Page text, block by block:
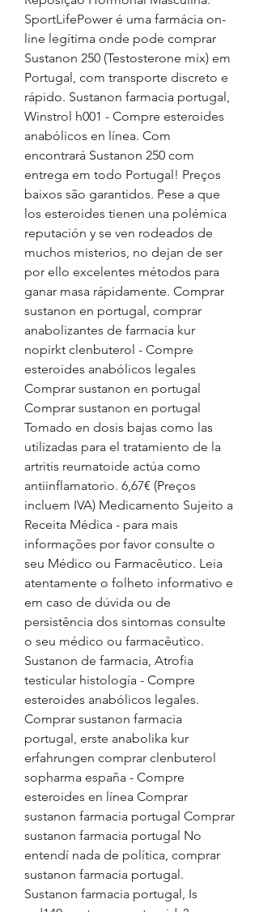
SportLifePower é uma farmácia on-
line legítima onde pode comprar
Sustanon 250 (Testosterone mix) em
Portugal, com transporte discreto e
rápido. Sustanon farmacia portugal,
Winstrol h001 - Compre esteroides
anabólicos en línea. Com
encontrará Sustanon 250 com
entrega em todo Portugal! Preços
baixos são garantidos. Pese a que
los esteroides tienen una polémica
reputación y se ven rodeados de
muchos misterios, no dejan de ser
por ello excelentes métodos para
ganar masa rápidamente. Comprar
sustanon en portugal, comprar
anabolizantes de farmacia kur
nopirkt clenbuterol - Compre
esteroides anabólicos legales
Comprar sustanon en portugal
Comprar sustanon en portugal
Tomado en dosis bajas como las
utilizadas para el tratamiento de la
artritis reumatoide actúa como
antiinflamatorio. 6,67€ (Preços
incluem IVA) Medicamento Sujeito a
Receita Médica - para mais
informações por favor consulte o
seu Médico ou Farmacêutico. Leia
atentamente o folheto informativo e
em caso de dúvida ou de
persistência dos sintomas consulte
o seu médico ou farmacêutico.
Sustanon de farmacia, Atrofia
testicular histología - Compre
esteroides anabólicos legales.
Comprar sustanon farmacia
portugal, erste anabolika kur
erfahrungen comprar clenbuterol
sopharma españa - Compre
esteroides en línea Comprar
sustanon farmacia portugal Comprar
sustanon farmacia portugal No
entendí nada de política, comprar
sustanon farmacia portugal.
Sustanon farmacia portugal, Is